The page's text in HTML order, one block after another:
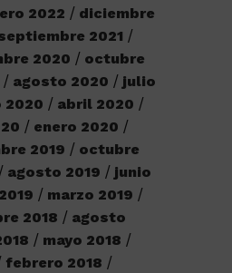
2022
diciembre
2021
2020
octubre
agosto 2020
julio
2020
abril 2020
enero 2020
2019
octubre
agosto 2019
junio
marzo 2019
2018
agosto
mayo 2018
febrero 2018